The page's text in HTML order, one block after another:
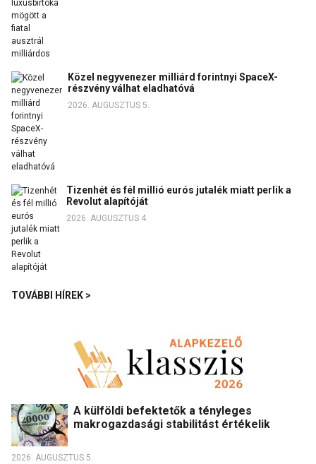
Közel negyvenezer milliárd forintnyi SpaceX-
részvény válhat eladhatóvá
2026. AUGUSZTUS 5.
Tizenhét és fél millió eurós jutalék miatt perlik a
Revolut alapítóját
2026. AUGUSZTUS 4.
TOVÁBBI HÍREK >
A külföldi befektetők a tényleges
makrogazdasági stabilitást értékelik
2026. AUGUSZTUS 5.